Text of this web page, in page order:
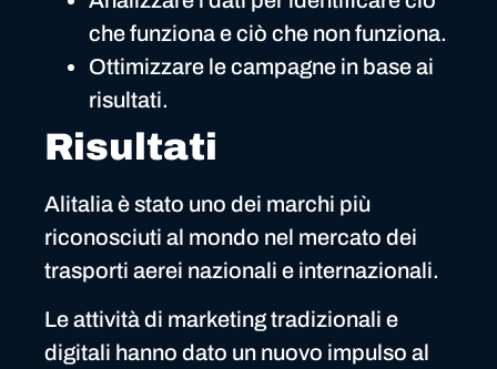
che funziona e ciò che non funziona.
Ottimizzare le campagne in base ai
risultati.
Risultati
Alitalia è stato uno dei marchi più
riconosciuti al mondo nel mercato dei
trasporti aerei nazionali e internazionali.
Le attività di marketing tradizionali e
digitali hanno dato un nuovo impulso al